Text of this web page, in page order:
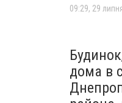
09:29, 29
дома в